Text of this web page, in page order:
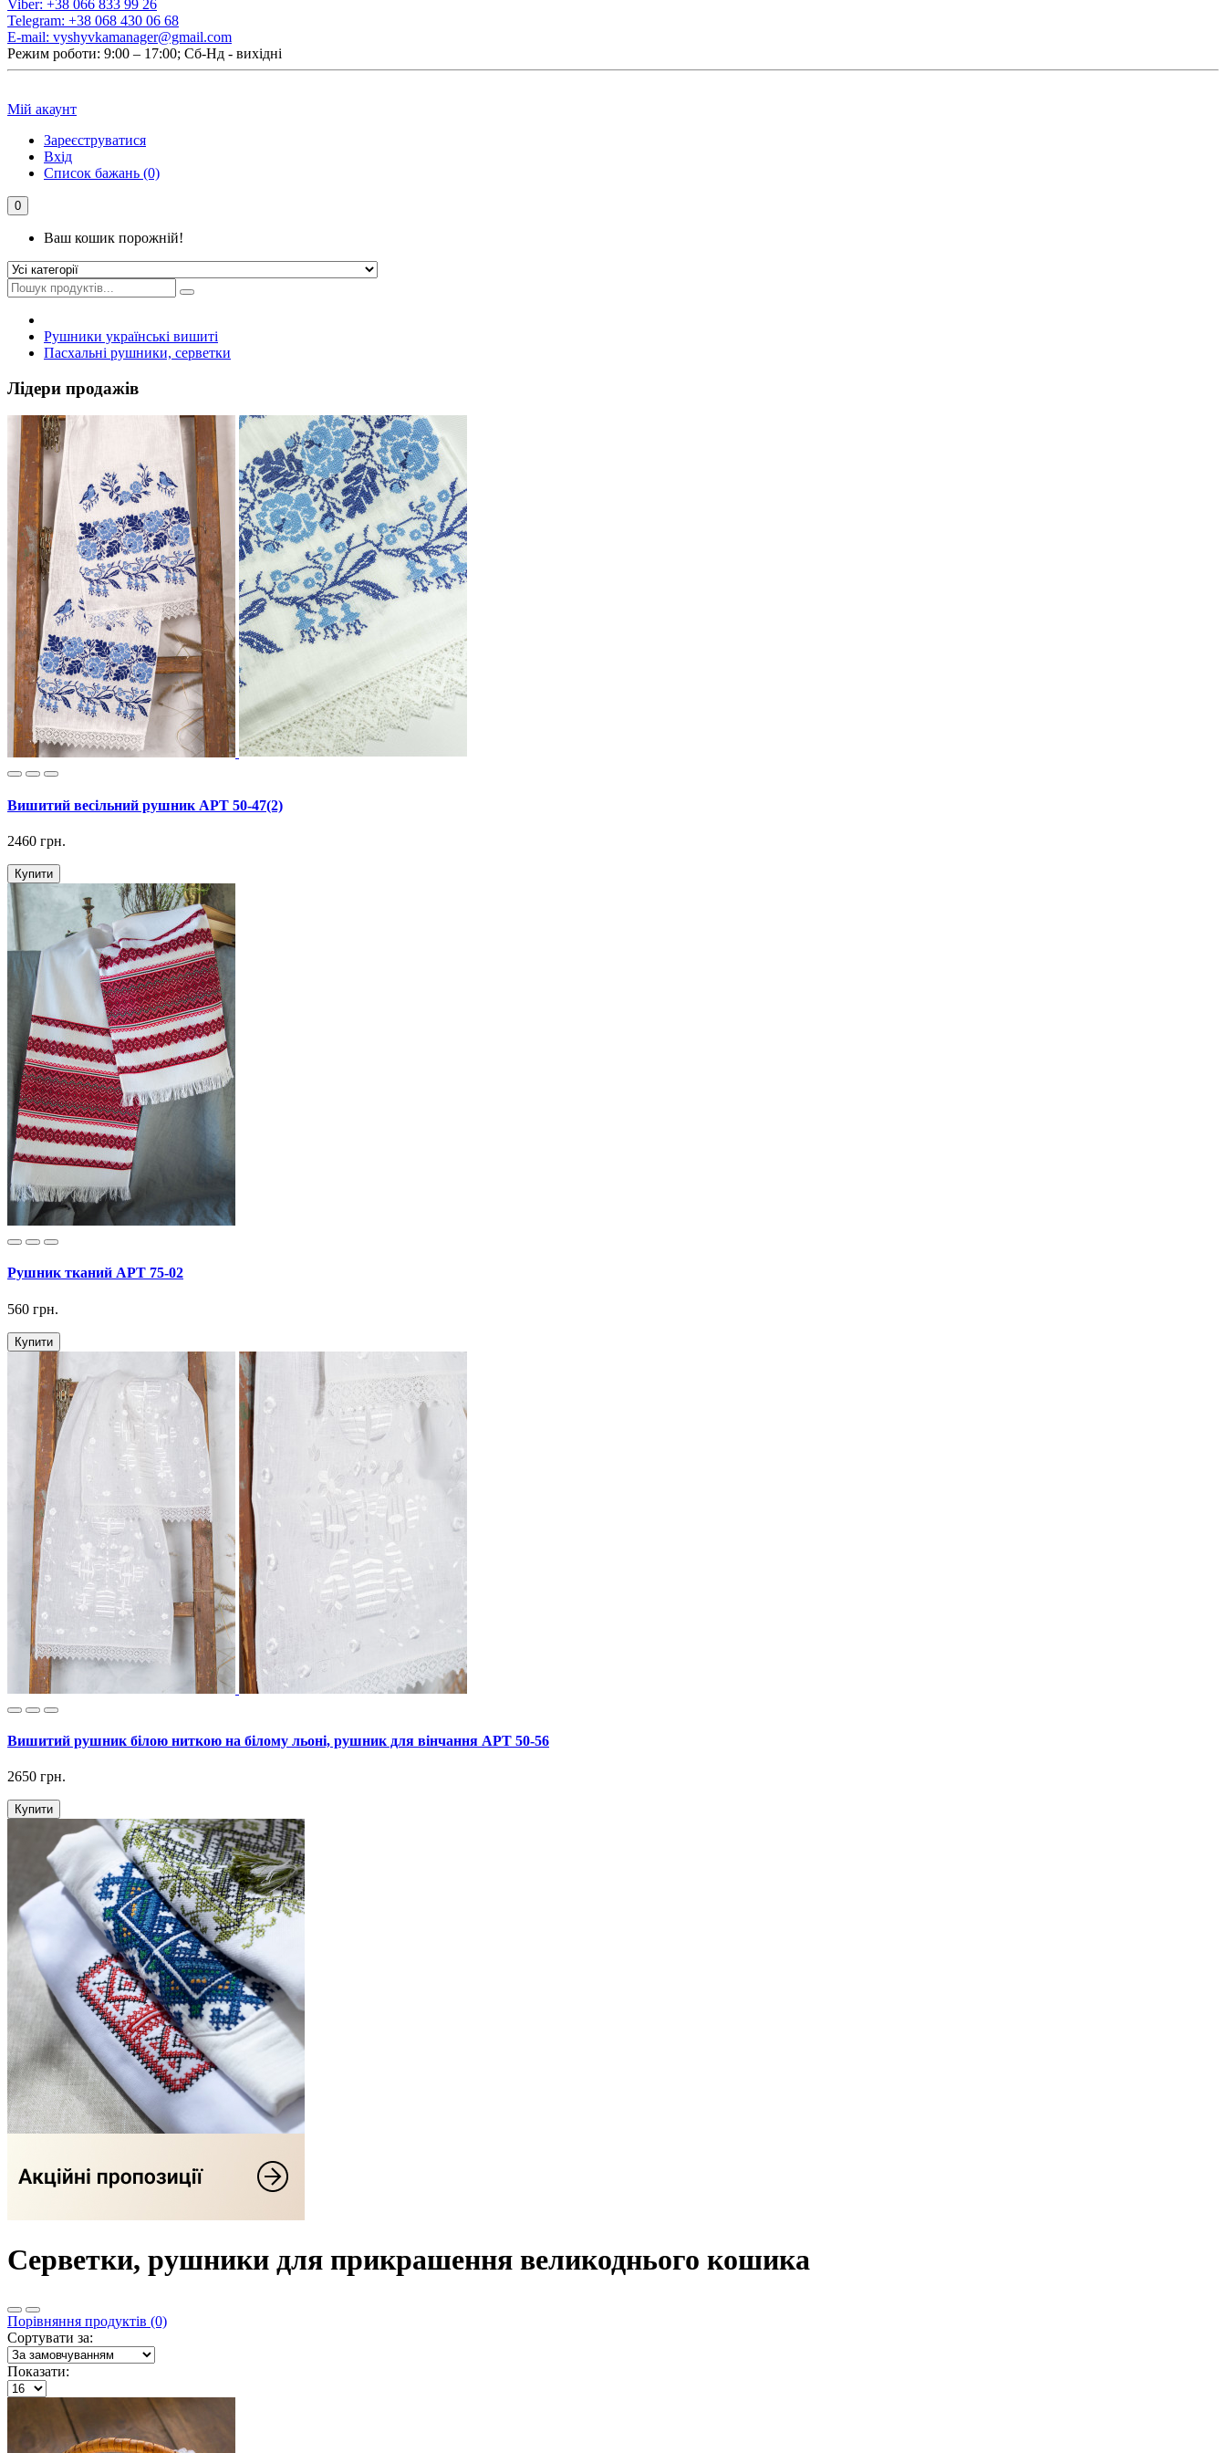
Viber: +38 066 833 99 26
Telegram: +38 068 430 06 68
E-mail: vyshyvkamanager@gmail.com
Режим роботи: 9:00 – 17:00; Сб-Нд - вихідні
Мій акаунт
Зареєструватися
Вхід
Список бажань (0)
0
Ваш кошик порожній!
Рушники українські вишиті
Пасхальні рушники, серветки
Лідери продажів
Вишитий весільний рушник АРТ 50-47(2)
2460 грн.
Купити
Рушник тканий АРТ 75-02
560 грн.
Купити
Вишитий рушник білою ниткою на білому льоні, рушник для вінчання АРТ 50-56
2650 грн.
Купити
Серветки, рушники для прикрашення великоднього кошика
Порівняння продуктів (0)
Сортувати за:
Показати: